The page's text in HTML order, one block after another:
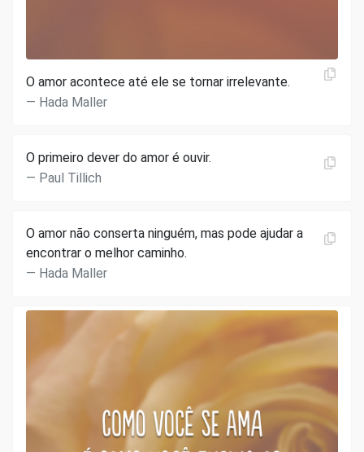
O amor acontece até ele se tornar irrelevante.
Hada Maller
O primeiro dever do amor é ouvir.
Paul Tillich
O amor não conserta ninguém, mas pode ajudar a
encontrar o melhor caminho.
Hada Maller